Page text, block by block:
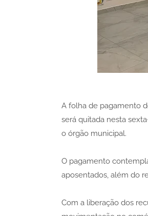
A folha de pagamento
será quitada nesta
o órgão municipal.
O pagamento
aposentados, além do
Com a liberação dos